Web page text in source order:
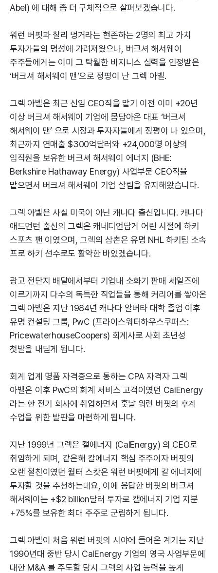
Abel) 에 대해 좀 더 구체적으로 살펴보겠습니다.
워런 버핏과 찰리 멍거라는 현존하는 2명의 최고 가치
투자가들의 명성에 가려져왔으나, 버크셔 해서웨이
주주들에게는 이미 그 탁월한 비지니스 실력을 인정받은
‘버크셔 해서웨이 맨’으로 정평이 난 그렉 아벨.
그렉 아벨은 최근 신임 CEO직을 맡기 이전 이미 +20년
이상 버크셔 해서웨이 기업에 몸담아온 대표 ‘버크셔
해서웨이 맨’ 으로 시장과 투자자들에게 정평이 나 있으며,
최근까지 연매출 $300억달러와 +24,000명 이상의
임직원을 보유한 버크셔 해서웨이 에너지 (BHE:
Berkshire Hathaway Energy) 사업부문 CEO직을
맡으면서 버크셔 해서웨이 기업 살림을 유지해왔습니다.
그렉 아벨은 사실 미국이 아닌 캐나다 출신입니다. 캐나다
애드먼턴 출신의 그렉은 캐네디언답게 어린 시절에 하키
스포츠 팬 이였으며, 그렉의 삼촌은 유명 NHL 하키팀 소속
프로 하키 선수로도 활약한 바있겠습니다.
광고 전단지 배달에서부터 기업내 소화기 판매 세일즈에
이르기까지 다수의 독특한 직업들을 통해 커리어를 쌓아온
그렉 아벨은 지난 1984년 캐나다 알버타 대학 졸업 이후
유명 컨설팅 그룹, PwC (프라이스워터하우스쿠퍼스:
PricewaterhouseCoopers) 회계사로 사회 초년성
첫발을 내딛게 됩니다.
회계 업계 명품 자격증으로 통하는 CPA 자격자 그렉
아벨은 이후 PwC의 회계 서비스 고객이였던 CalEnergy
라는 한 전기 회사에 취업하면서 훗날 워런 버핏의 후계
수업을 위한 발판을 마련하게 됩니다.
지난 1999년 그렉은 캘에너지 (CalEnergy) 의 CEO로
취임하게 되며, 같은해 칼에너지 핵심 주주이자 버핏의
오랜 절친이였던 월터 스캇은 워런 버핏에게 칼 에너지에
투자할 것을 추천하는데요, 이에 응답한 버핏의 버크셔
해서웨이는 +$2 billion달러 투자로 캘에너지 기업 지분
+75%를 보유한 최대 주주로 군림하게 됩니다.
그렉 아벨이 처음 워런 버핏의 시야에 들어온 계기는 지난
1990년대 중반 당시 CalEnergy 기업의 영국 사업부문에
대한 M&A 를 주도할 당시 그렉의 사업 능력을 높게